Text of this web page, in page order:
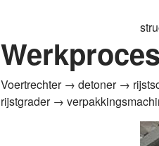
Werkproces
Voertrechter → detoner →
rijstgrader →